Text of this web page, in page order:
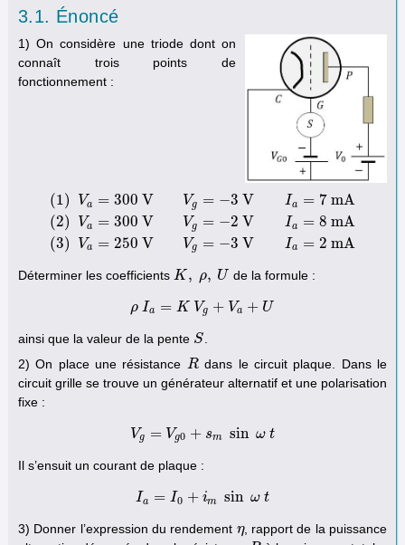
3.1. Énoncé
1) On considère une triode dont on
connaît trois points de
fonctionnement :
(1) Va = 300 V
(2) Va = 300 V
(3) Va = 250 V
Vg = −3 V
Vg = −2 V
Vg = −3 V
Ia = 7 mA
Ia = 8 mA
Ia = 2 mA
(1) a=300 VVg =− a=7 mA(2) V 300 V Vg =− 2 VIa
Déterminer les coefficients K , ρ, U
K, ρ U de la formule :
ρ Ia = K Vg + Va + U
ρ Ia=K Vg +V a+U
ainsi que la valeur de la pente S
S
2) On place une résistance R
Rdans le circuit plaque. Dans le
circuit grille se trouve un générateur alternatif et une polarisation
fixe :
Vg = Vg0 + sm sin ω t
Vg =Vg 0+s m sin ω t
Il s’ensuit un courant de plaque :
Ia = I0 + im sin ω t
Ia =I0 +im sin ω t
3) Donner l’expression du rendement η
η, rapport de la puissance